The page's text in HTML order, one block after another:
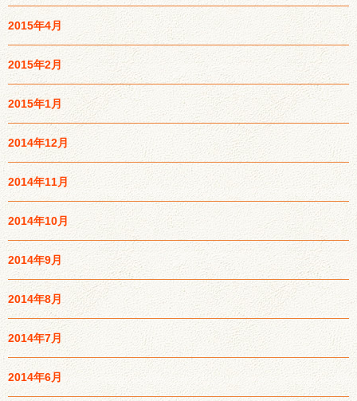
2015年4月
2015年2月
2015年1月
2014年12月
2014年11月
2014年10月
2014年9月
2014年8月
2014年7月
2014年6月